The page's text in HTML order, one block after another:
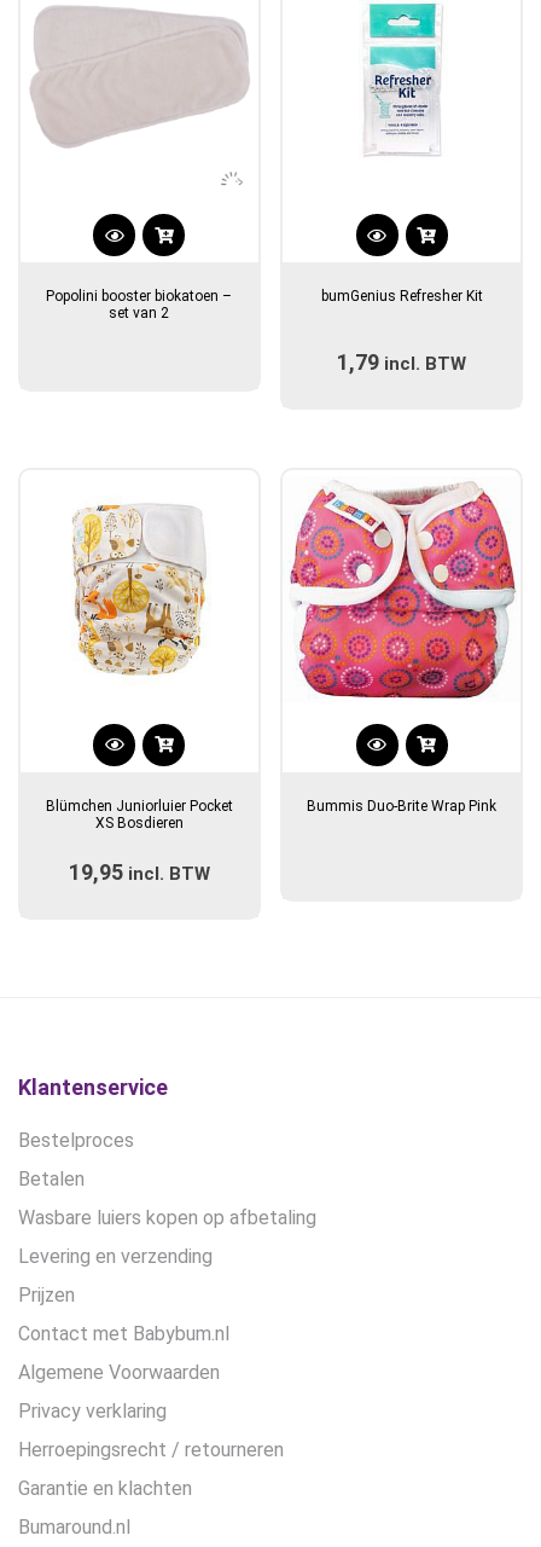
Popolini booster biokatoen –
set van 2
bumGenius Refresher Kit
1,79 incl. BTW
Blümchen Juniorluier Pocket
XS Bosdieren
19,95 incl. BTW
Bummis Duo-Brite Wrap Pink
Klantenservice
Bestelproces
Betalen
Wasbare luiers kopen op afbetaling
Levering en verzending
Prijzen
Contact met Babybum.nl
Algemene Voorwaarden
Privacy verklaring
Herroepingsrecht / retourneren
Garantie en klachten
Bumaround.nl